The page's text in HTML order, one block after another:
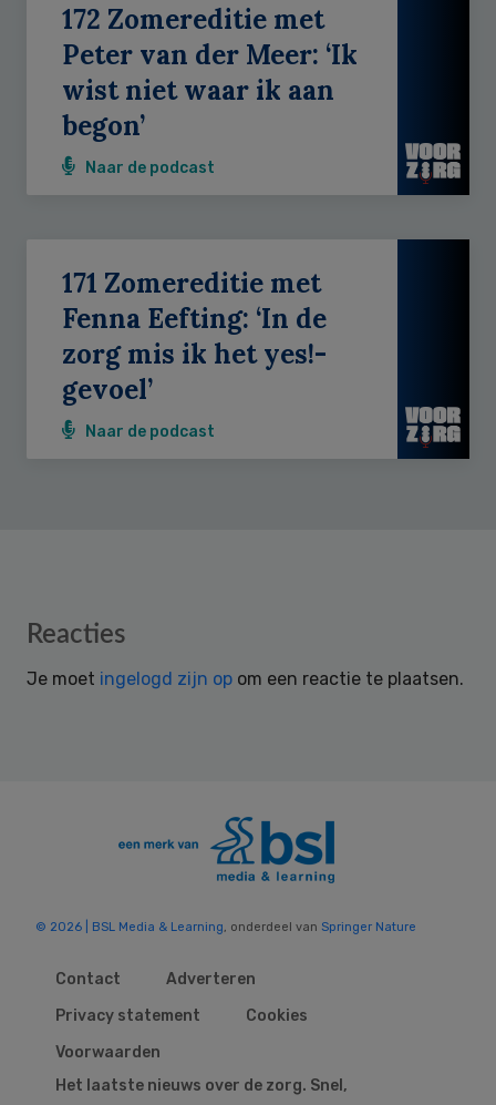
172 Zomereditie met
Peter van der Meer: ‘Ik
wist niet waar ik aan
begon’
Naar de podcast
171 Zomereditie met
Fenna Eefting: ‘In de
zorg mis ik het yes!-
gevoel’
Naar de podcast
Reader
Reacties
Je moet ingelogd zijn op om een reactie te plaatsen.
© 2026 | BSL Media & Learning , onderdeel van Springer Nature
Contact
Adverteren
Privacy statement
Cookies
Voorwaarden
Het laatste nieuws over de zorg. Snel,